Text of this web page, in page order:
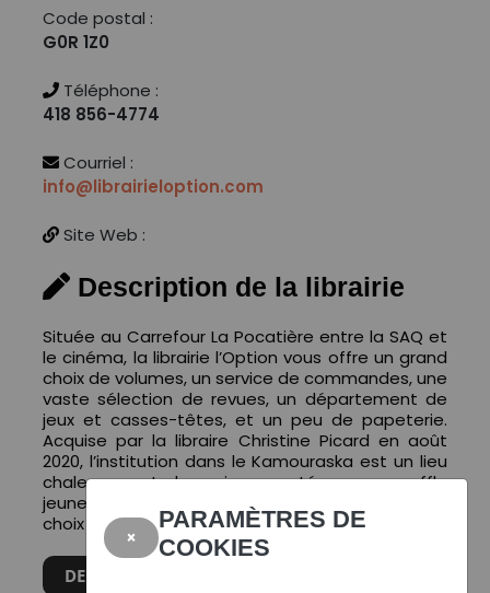
Code postal :
G0R 1Z0
Téléphone :
418 856-4774
Courriel :
info@librairieloption.com
Site Web :
Description de la librairie
Située au Carrefour La Pocatière entre la SAQ et
le cinéma, la librairie l’Option vous offre un grand
choix de volumes, un service de commandes, une
vaste sélection de revues, un département de
jeux et casses-têtes, et un peu de papeterie.
Acquise par la libraire Christine Picard en août
2020, l’institution dans le Kamouraska est un lieu
chaleureux et dynamique, porté par un souffle
jeune et passionné. La proximité, le service et le
choix sont au coeur des valeurs de l’entreprise.
DEMANDEZ VOTRE PRESCRIPTION
×
PARAMÈTRES DE
COOKIES